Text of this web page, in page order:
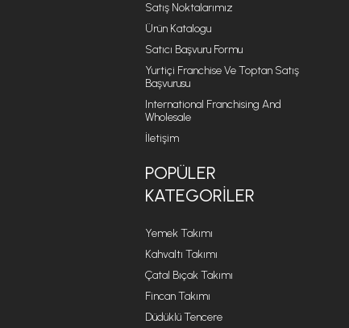
Satış Noktalarımız
Ürün Katalogu
Satıcı Başvuru Formu
Yurtiçi Franchise Ve Toptan Satış
Başvurusu
International Franchising And
Wholesale
İletişim
POPÜLER
KATEGORILER
Yemek Takımı
Kahvaltı Takımı
Çatal Bıçak Takımı
Fincan Takımı
Düdüklü Tencere